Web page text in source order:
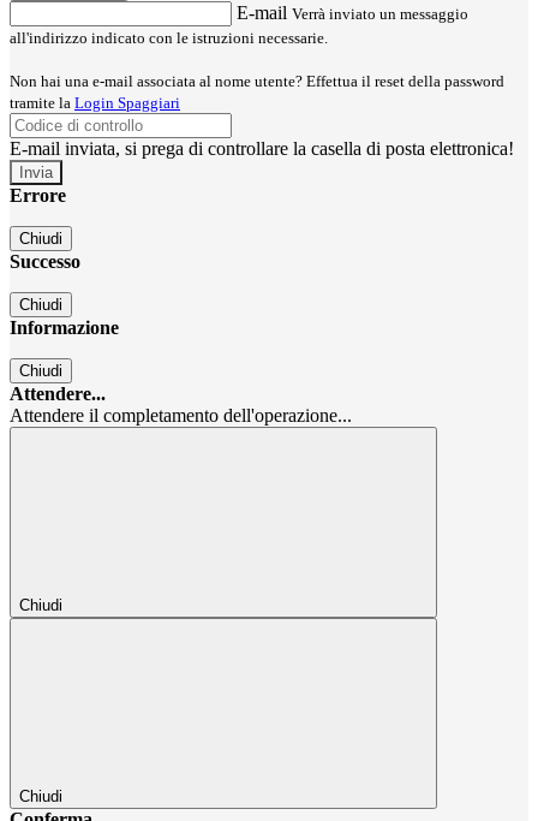
E-mail Verrà inviato un messaggio
all'indirizzo indicato con le istruzioni necessarie.
Non hai una e-mail associata al nome utente? Effettua il reset della password
tramite la Login Spaggiari
E-mail inviata, si prega di controllare la casella di posta elettronica!
Errore
Chiudi
Successo
Chiudi
Informazione
Chiudi
Attendere...
Attendere il completamento dell'operazione...
Chiudi
Chiudi